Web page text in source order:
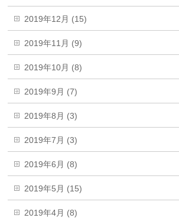
2019年12月 (15)
2019年11月 (9)
2019年10月 (8)
2019年9月 (7)
2019年8月 (3)
2019年7月 (3)
2019年6月 (8)
2019年5月 (15)
2019年4月 (8)